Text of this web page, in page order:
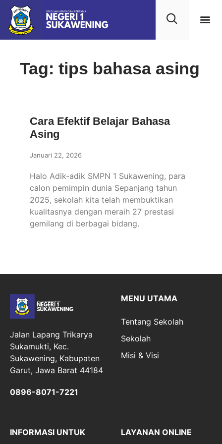
Tag: tips bahasa asing
Cara Efektif Belajar Bahasa
Asing
Januari 22, 2026
Halo Adik-adik SMPN 1 Sukawening, para
calon pemimpin dunia Sepanjang tahun
2025, sekolah kita telah membuktikan
kualitasnya dengan meraih 27 prestasi
gemilang di berbagai bidang.
Jalan Lapang Trikarya
Sukamukti, Kec.
Sukawening, Kabupaten
Garut, Jawa Barat 44184
0896-8071-7221
MENU UTAMA
Tentang Sekolah
Sekolah
Misi & Visi
INFORMASI UNTUK LAYANAN ONLINE